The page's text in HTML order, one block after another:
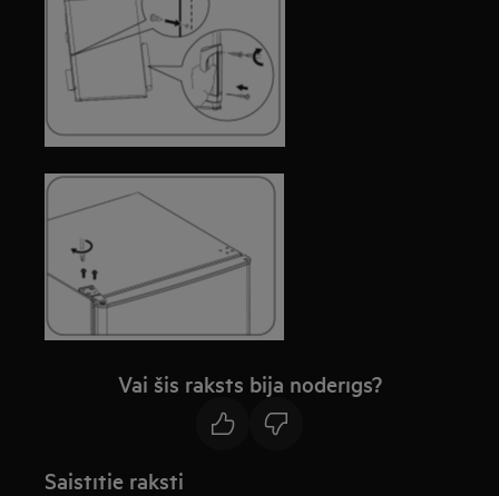
Vai šis raksts bija noderīgs?
Saistītie raksti